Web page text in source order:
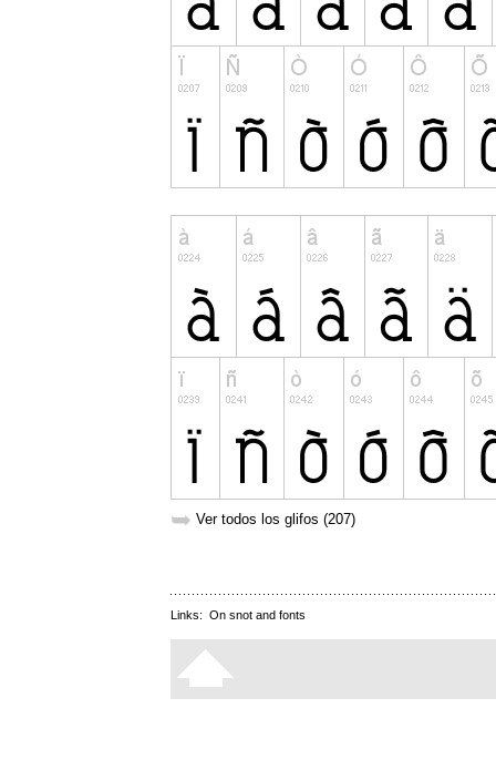
➥ Ver todos los glifos (207)
Links: On snot and fonts